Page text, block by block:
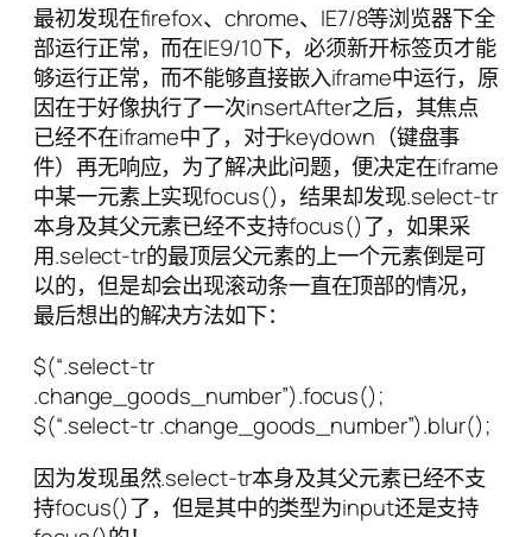
最初发现在firefox、chrome、IE7/8等浏览器下全
部运行正常，而在IE9/10下，必须新开标签页才能
够运行正常，而不能够直接嵌入iframe中运行，原
因在于好像执行了一次insertAfter之后，其焦点
已经不在iframe中了，对于keydown（键盘事
件）再无响应，为了解决此问题，便决定在iframe
中某一元素上实现focus()，结果却发现.select-tr
本身及其父元素已经不支持focus()了，如果采
用.select-tr的最顶层父元素的上一个元素倒是可
以的，但是却会出现滚动条一直在顶部的情况，
最后想出的解决方法如下：
$(“.select-tr
.change_goods_number”).focus();
$(“.select-tr .change_goods_number”).blur();
因为发现虽然.select-tr本身及其父元素已经不支
持focus()了，但是其中的类型为input还是支持